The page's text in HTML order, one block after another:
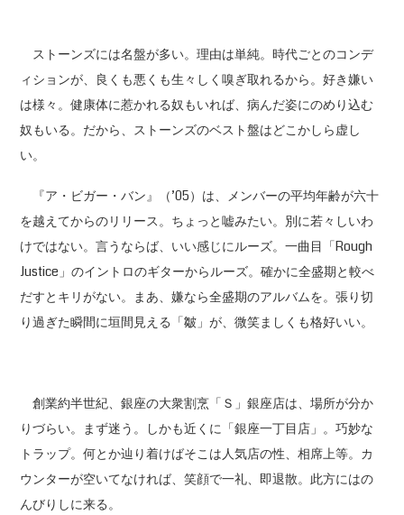
ストーンズには名盤が多い。理由は単純。時代ごとのコンデ
ィションが、良くも悪くも生々しく嗅ぎ取れるから。好き嫌い
は様々。健康体に惹かれる奴もいれば、病んだ姿にのめり込む
奴もいる。だから、ストーンズのベスト盤はどこかしら虚し
い。
『ア・ビガー・バン』（’05）は、メンバーの平均年齢が六十
を越えてからのリリース。ちょっと嘘みたい。別に若々しいわ
けではない。言うならば、いい感じにルーズ。一曲目「Rough
Justice」のイントロのギターからルーズ。確かに全盛期と較べ
だすとキリがない。まあ、嫌なら全盛期のアルバムを。張り切
り過ぎた瞬間に垣間見える「皺」が、微笑ましくも格好いい。
創業約半世紀、銀座の大衆割烹「Ｓ」銀座店は、場所が分か
りづらい。まず迷う。しかも近くに「銀座一丁目店」。巧妙な
トラップ。何とか辿り着けばそこは人気店の性、相席上等。カ
ウンターが空いてなければ、笑顔で一礼、即退散。此方にはの
んびりしに来る。